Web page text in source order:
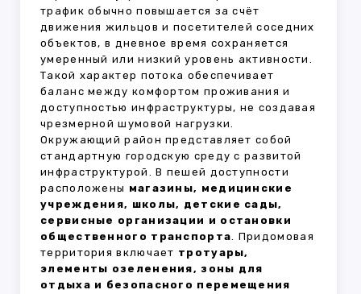
трафик обычно повышается за счёт
движения жильцов и посетителей соседних
объектов, в дневное время сохраняется
умеренный или низкий уровень активности.
Такой характер потока обеспечивает
баланс между комфортом проживания и
доступностью инфраструктуры, не создавая
чрезмерной шумовой нагрузки.
Окружающий район представляет собой
стандартную городскую среду с развитой
инфраструктурой. В пешей доступности
расположены магазины, медицинские
учреждения, школы, детские сады,
сервисные организации и остановки
общественного транспорта. Придомовая
территория включает тротуары,
элементы озеленения, зоны для
отдыха и безопасного перемещения